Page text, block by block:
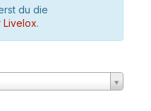
du die
Livelox.